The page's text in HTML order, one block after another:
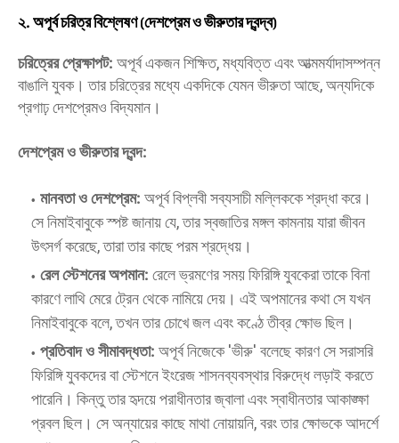
২. অপূর্ব চরিত্র বিশ্লেষণ (দেশপ্রেম ও ভীরুতার দ্বন্দ্ব)
চরিত্রের প্রেক্ষাপট: অপূর্ব একজন শিক্ষিত, মধ্যবিত্ত এবং আত্মমর্যাদাসম্পন্ন
বাঙালি যুবক। তার চরিত্রের মধ্যে একদিকে যেমন ভীরুতা আছে, অন্যদিকে
প্রগাঢ় দেশপ্রেমও বিদ্যমান।
দেশপ্রেম ও ভীরুতার দ্বন্দ:
মানবতা ও দেশপ্রেম: অপূর্ব বিপ্লবী সব্যসাচী মল্লিককে শ্রদ্ধা করে।
সে নিমাইবাবুকে স্পষ্ট জানায় যে, তার স্বজাতির মঙ্গল কামনায় যারা জীবন
উৎসর্গ করেছে, তারা তার কাছে পরম শ্রদ্ধেয়।
রেল স্টেশনের অপমান: রেলে ভ্রমণের সময় ফিরিঙ্গি যুবকেরা তাকে বিনা
কারণে লাথি মেরে ট্রেন থেকে নামিয়ে দেয়। এই অপমানের কথা সে যখন
নিমাইবাবুকে বলে, তখন তার চোখে জল এবং কণ্ঠে তীব্র ক্ষোভ ছিল।
প্রতিবাদ ও সীমাবদ্ধতা: অপূর্ব নিজেকে 'ভীরু' বলেছে কারণ সে সরাসরি
ফিরিঙ্গি যুবকদের বা স্টেশনে ইংরেজ শাসনব্যবস্থার বিরুদ্ধে লড়াই করতে
পারেনি। কিন্তু তার হৃদয়ে পরাধীনতার জ্বালা এবং স্বাধীনতার আকাঙ্ক্ষা
প্রবল ছিল। সে অন্যায়ের কাছে মাথা নোয়ায়নি, বরং তার ক্ষোভকে আদর্শে